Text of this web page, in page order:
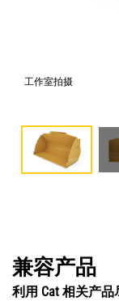
工作室拍摄
兼容产品
利用 Cat 相关产